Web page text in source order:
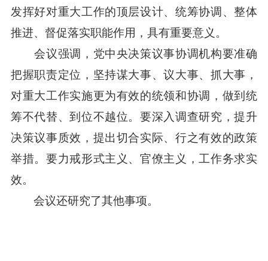
发挥好对重大工作的顶层设计、统筹协调、整体
推进、督促落实职能作用，具有重要意义。
会议强调，党中央决策议事协调机构要准确
把握职责定位，坚持谋大事、议大事、抓大事，
对重大工作实施更为有效的统领和协调，做到统
筹不代替、到位不越位。要深入调查研究，提升
决策议事质效，提出切合实际、行之有效的政策
举措。要力戒形式主义、官僚主义，工作务求实
效。
会议还研究了其他事项。